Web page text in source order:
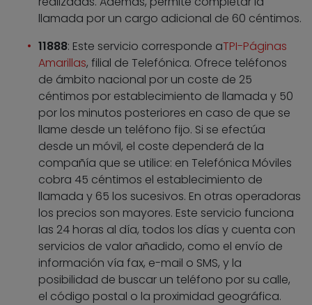
llamada por un cargo adicional de 60 céntimos.
11888: Este servicio corresponde aTPI-Páginas
Amarillas, filial de Telefónica. Ofrece teléfonos
de ámbito nacional por un coste de 25
céntimos por establecimiento de llamada y 50
por los minutos posteriores en caso de que se
llame desde un teléfono fijo. Si se efectúa
desde un móvil, el coste dependerá de la
compañía que se utilice: en Telefónica Móviles
cobra 45 céntimos el establecimiento de
llamada y 65 los sucesivos. En otras operadoras
los precios son mayores. Este servicio funciona
las 24 horas al día, todos los días y cuenta con
servicios de valor añadido, como el envío de
información vía fax, e-mail o SMS, y la
posibilidad de buscar un teléfono por su calle,
el código postal o la proximidad geográfica.